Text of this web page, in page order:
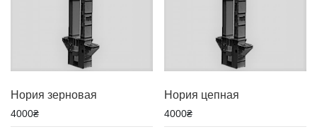
Нория зерновая
4000₴
Нория цепная
4000₴